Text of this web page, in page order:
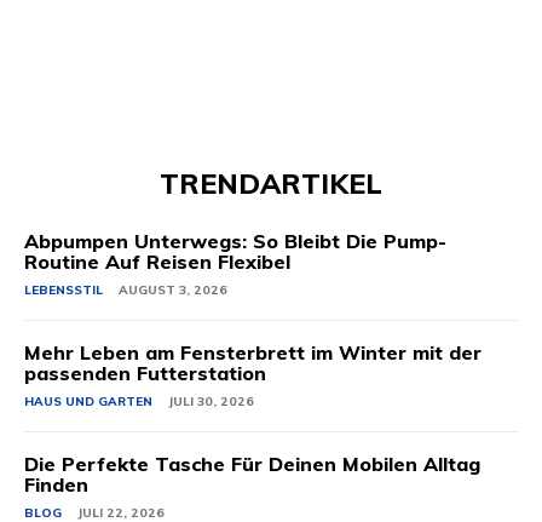
TRENDARTIKEL
Abpumpen Unterwegs: So Bleibt Die Pump-
Routine Auf Reisen Flexibel
LEBENSSTIL AUGUST 3, 2026
Mehr Leben am Fensterbrett im Winter mit der
passenden Futterstation
HAUS UND GARTEN JULI 30, 2026
Die Perfekte Tasche Für Deinen Mobilen Alltag
Finden
BLOG JULI 22, 2026